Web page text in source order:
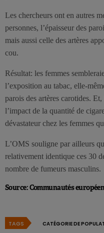
Les chercheurs ont en autres
personnes, l’épaisseur des
mais aussi celle des artères
cou.
Résultat: les femmes
l’exposition au tabac, elle-
parois des artères carotides.
l’impact de la quantité de
dévastateur chez les femmes
L’OMS souligne par ailleurs
relativement identique ces 30
nombre de fumeurs masculins.
Source: Communautés
TAGS CATÉGORIE DE